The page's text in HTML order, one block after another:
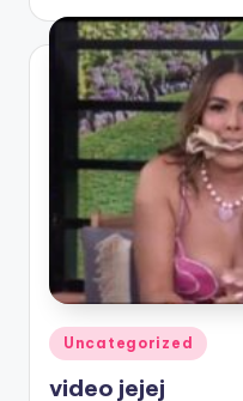
Publicado
en
Uncategorized
video jejej